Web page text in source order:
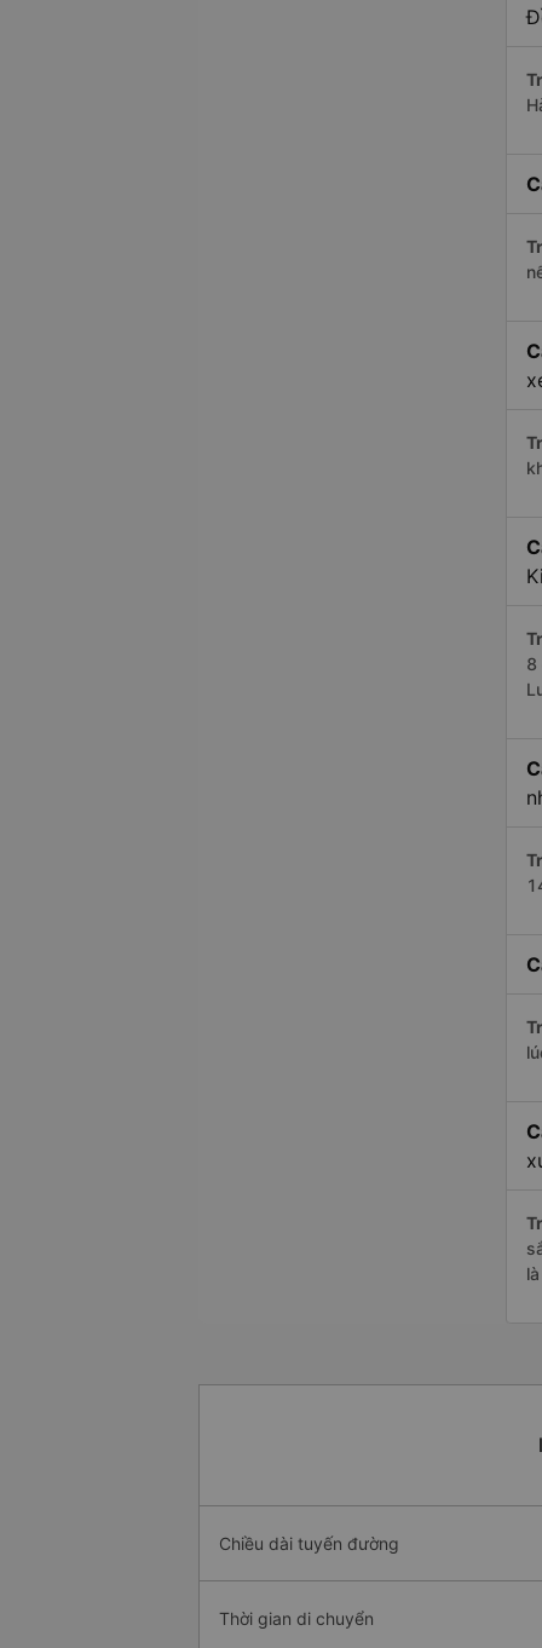
8
Chiều dài tuyến đường
Thời gian di chuyển